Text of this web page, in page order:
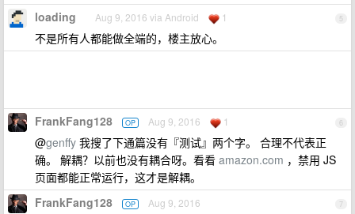
5
loading Aug 9, 2016 via Android 1
不是所有人都能做全端的，楼主放心。
6
FrankFang128 OP Aug 9, 2016 1
@genffy 我搜了下通篇没有『测试』两个字。 合理不代表正
确。 解耦？以前也没有耦合呀。看看 amazon.com ，禁用 JS
页面都能正常运行，这才是解耦。
7
FrankFang128 OP Aug 9, 2016